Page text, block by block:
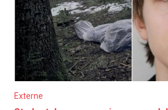
Externe